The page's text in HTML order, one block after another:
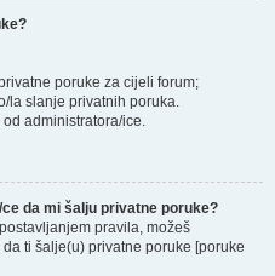
poruke za cijeli forum;
la slanje privatnih poruka.
administratora/ice.
da mi šalju privatne poruke?
pravila, možeš
ti šalje(u) privatne poruke [poruke